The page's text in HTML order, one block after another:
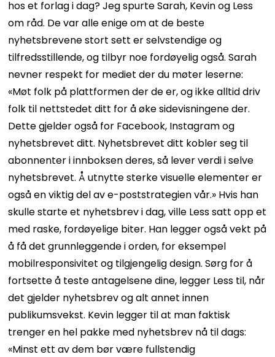
hos et forlag i dag? Jeg spurte Sarah, Kevin og Less
om råd. De var alle enige om at de beste
nyhetsbrevene stort sett er selvstendige og
tilfredsstillende, og tilbyr noe fordøyelig også. Sarah
nevner respekt for mediet der du møter leserne:
«Møt folk på plattformen der de er, og ikke alltid driv
folk til nettstedet ditt for å øke sidevisningene der.
Dette gjelder også for Facebook, Instagram og
nyhetsbrevet ditt. Nyhetsbrevet ditt kobler seg til
abonnenter i innboksen deres, så lever verdi i selve
nyhetsbrevet. Å utnytte sterke visuelle elementer er
også en viktig del av e-poststrategien vår.» Hvis han
skulle starte et nyhetsbrev i dag, ville Less satt opp et
med raske, fordøyelige biter. Han legger også vekt på
å få det grunnleggende i orden, for eksempel
mobilresponsivitet og tilgjengelig design. Sørg for å
fortsette å teste antagelsene dine, legger Less til, når
det gjelder nyhetsbrev og alt annet innen
publikumsvekst. Kevin legger til at man faktisk
trenger en hel pakke med nyhetsbrev nå til dags:
«Minst ett av dem bør være fullstendig